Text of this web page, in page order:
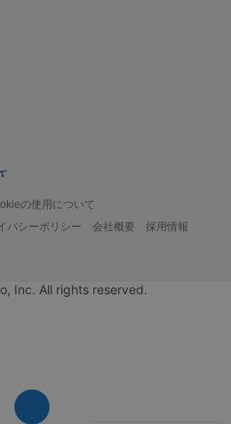
の使用について
バシーポリシー 会社概要
採用情報
Inc. All rights reserved.